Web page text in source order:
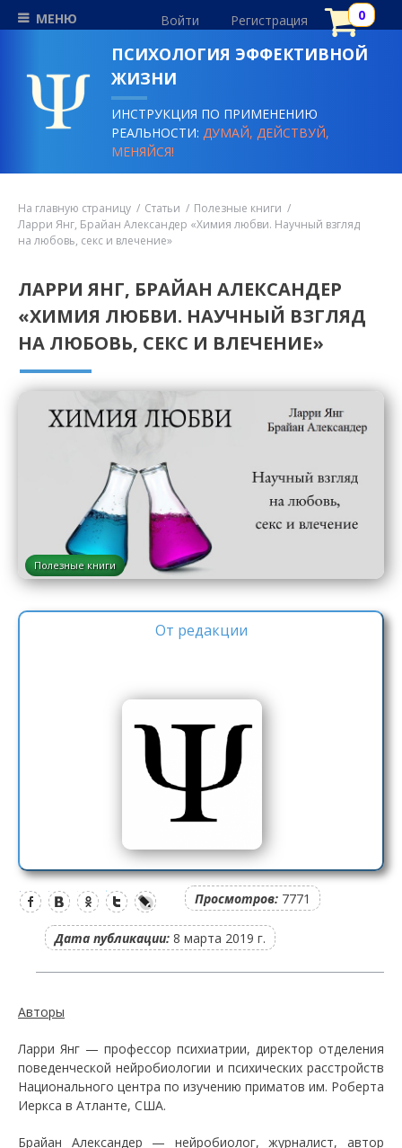
МЕНЮ Войти Регистрация
ПСИХОЛОГИЯ ЭФФЕКТИВНОЙ
ЖИЗНИ
ИНСТРУКЦИЯ ПО ПРИМЕНЕНИЮ
РЕАЛЬНОСТИ:ДУМАЙ, ДЕЙСТВУЙ,
МЕНЯЙСЯ!
На главную страницу Статьи
Полезные книги
Ларри Янг, Брайан Александер «Химия любви. Научный взгляд
на любовь, секс и влечение»
ЛАРРИ ЯНГ, БРАЙАН АЛЕКСАНДЕР
«ХИМИЯ ЛЮБВИ. НАУЧНЫЙ ВЗГЛЯД
НА ЛЮБОВЬ, СЕКС И ВЛЕЧЕНИЕ»
Полезные книги
От редакции
Просмотров: 7771
Дата публикации: 8 марта 2019 г.
Авторы
Ларри Янг — профессор психиатрии, директор отделения
поведенческой нейробиологии и психических расстройств
Национального центра по изучению приматов им. Роберта
Иеркса в Атланте, США.
Брайан Александер — нейробиолог, журналист, автор